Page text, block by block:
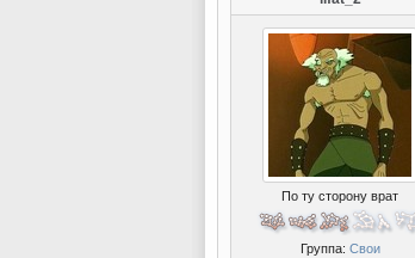
По ту сторону врат
Группа: Свои